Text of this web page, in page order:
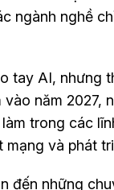
ngành nghề
tay AI, nhưng
năm 2027,
trong các
và phát
đến những